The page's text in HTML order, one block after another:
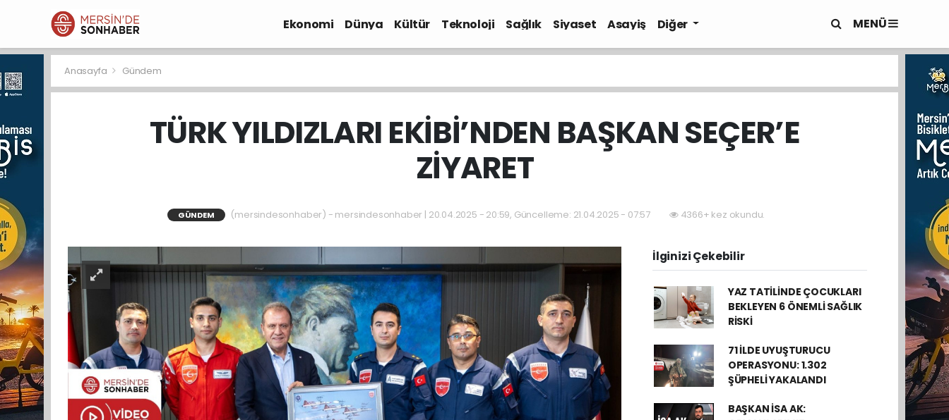
Ekonomi Dünya Kültür Teknoloji Sağlık Siyaset Asayiş Diğer MENÜ
Anasayfa Gündem
TÜRK YILDIZLARI EKİBİ’NDEN BAŞKAN SEÇER’E
ZİYARET
GÜNDEM (mersindesonhaber) - mersindesonhaber | 20.04.2025 - 20:59, Güncelleme: 21.04.2025 - 07:57 4366+ kez okundu.
İlginizi Çekebilir
YAZ TATİLİNDE ÇOCUKLARI
BEKLEYEN 6 ÖNEMLİ SAĞLIK
RİSKİ
71 İLDE UYUŞTURUCU
OPERASYONU: 1.302
ŞÜPHELİ YAKALANDI
BAŞKAN İSA AK: